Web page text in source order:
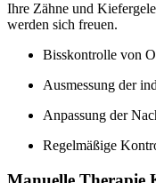
Ihre Zähne und
werden sich freuen.
Bisskontrolle von
Ausmessung der
Anpassung der
Regelmäßige